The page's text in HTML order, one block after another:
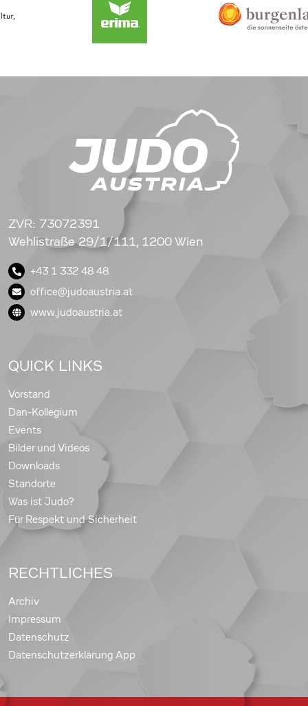
ZVR: 73072391
Wehlistraße 29/1/111, 1200 Wien
+43 1 332 48 48
office@judoaustria.at
www.judoaustria.at
QUICK LINKS
Vorstand
Dan-Kollegium
Events
Bilder und Videos
Downloads
Standorte
Was ist Judo?
Für Respekt und Sicherheit
RECHTLICHES
Archiv
Impressum
Datenschutz
Datenschutzerklärung App